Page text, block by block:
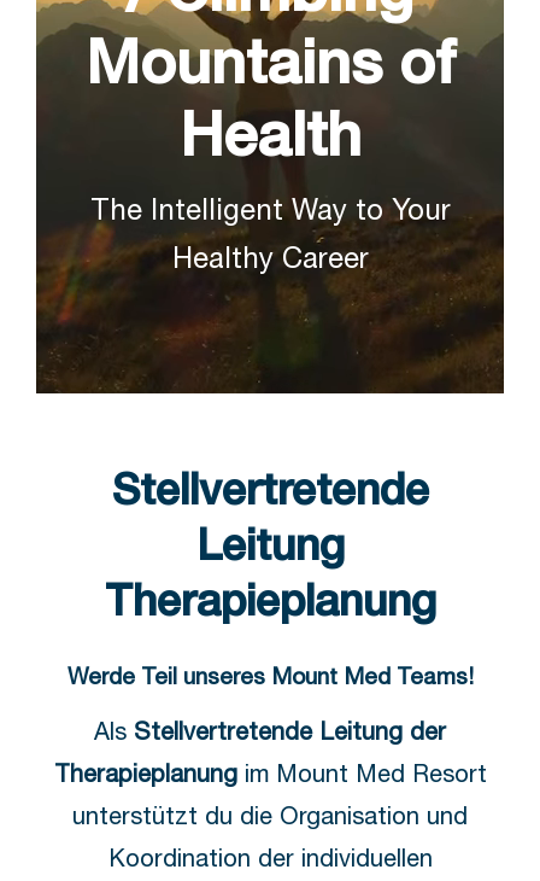
Mountains of
Health
The Intelligent Way to Your
Healthy Career
Stellvertretende
Leitung
Therapieplanung
Werde Teil unseres Mount Med Teams!
Als Stellvertretende Leitung der
Therapieplanungim Mount Med Resort
unterstützt du die Organisation und
Koordination der individuellen